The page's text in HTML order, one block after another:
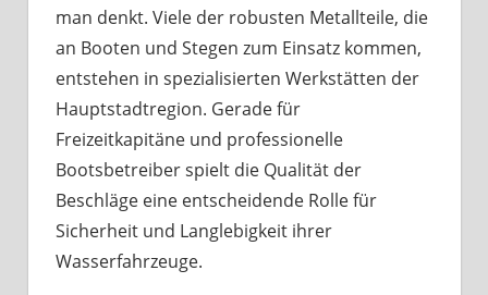
man denkt. Viele der robusten Metallteile, die
an Booten und Stegen zum Einsatz kommen,
entstehen in spezialisierten Werkstätten der
Hauptstadtregion. Gerade für
Freizeitkapitäne und professionelle
Bootsbetreiber spielt die Qualität der
Beschläge eine entscheidende Rolle für
Sicherheit und Langlebigkeit ihrer
Wasserfahrzeuge.